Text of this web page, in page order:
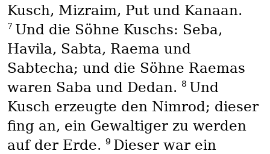
Kusch, Mizraim, Put und Kanaan.
7 Und die Söhne Kuschs: Seba,
Havila, Sabta, Raema und
Sabtecha; und die Söhne Raemas
waren Saba und Dedan. 8 Und
Kusch erzeugte den Nimrod; dieser
fing an, ein Gewaltiger zu werden
auf der Erde. 9 Dieser war ein